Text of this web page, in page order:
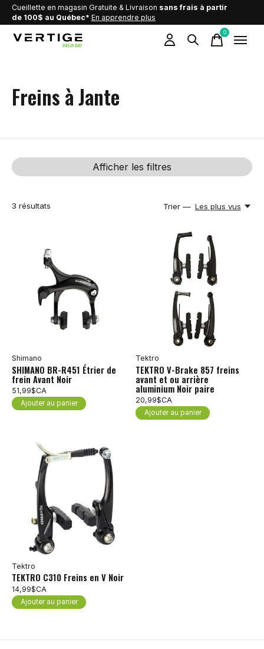
Cueillette en magasin Gratuite & Livraison sans frais à partir
de 100$ au Québec* En apprendre plus
0items
Freins à Jante
Afficher les filtres
3 résultats Trier — Les plus vus
Shimano
SHIMANO BR-R451 Étrier de
frein Avant Noir
51,99$CA
Ajouter au panier
Tektro
TEKTRO V-Brake 857 freins
avant et ou arrière
aluminium Noir paire
20,99$CA
Ajouter au panier
Tektro
TEKTRO C310 Freins en V Noir
14,99$CA
Ajouter au panier